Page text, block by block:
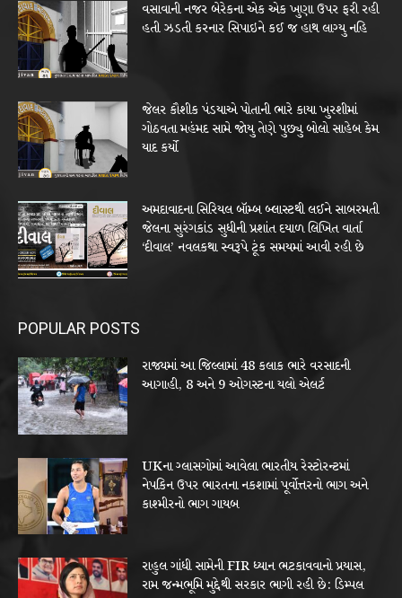
વસાવાની નજર બેરેકના એક એક ખુણા ઉપર ફરી રહી
હતી ઝડતી કરનાર સિપાઇને કઈ જ હાથ લાગ્યુ નહિ
જેલર કૌશીક પંડયાએ પોતાની ભારે કાયા ખુરશીમાં
ગોઠવતા મહંમદ સામે જોયુ તેણે પુછ્યુ બોલો સાહેબ કેમ
યાદ કર્યો
અમદાવાદના સિરિયલ બૉમ્બ બ્લાસ્ટથી લઈને સાબરમતી
જેલના સુરંગકાંડ સુધીની પ્રશાંત દયાળ લિખિત વાર્તા
‘દીવાલ’ નવલકથા સ્વરૂપે ટૂંક સમયમાં આવી રહી છે
POPULAR POSTS
રાજ્યમાં આ જિલ્લામાં 48 કલાક ભારે વરસાદની
આગાહી, 8 અને 9 ઓગસ્ટના યલો એલર્ટ
UKના ગ્લાસગોમાં આવેલા ભારતીય રેસ્ટોરન્ટમાં
નેપકિન ઉપર ભારતના નકશામાં પૂર્વોત્તરનો ભાગ અને
કાશ્મીરનો ભાગ ગાયબ
રાહુલ ગાંધી સામેની FIR ધ્યાન ભટકાવવાનો પ્રયાસ,
રામ જન્મભૂમિ મુદ્દેથી સરકાર ભાગી રહી છે: ડિમ્પલ